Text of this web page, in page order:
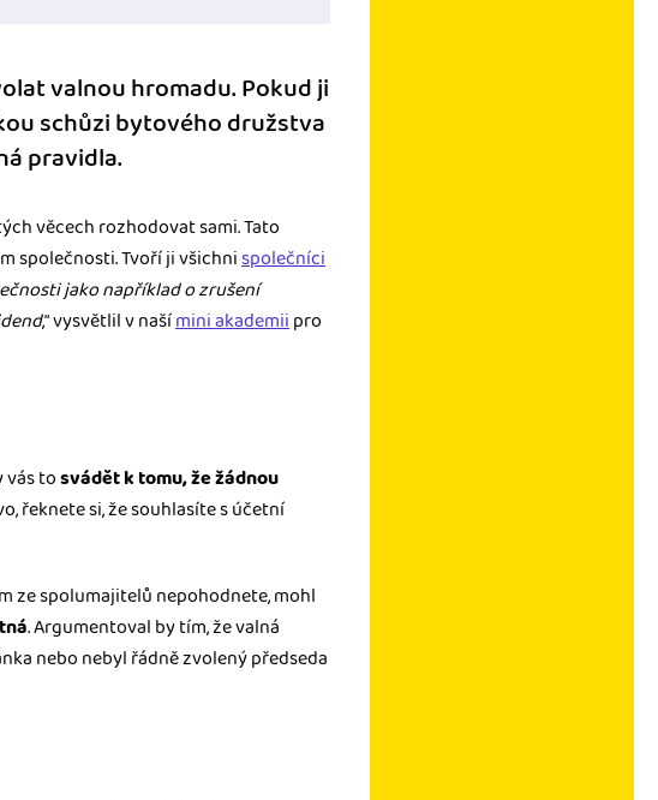
valnou hromadu. Pokud ji
schůzi bytového družstva
pravidla.
věcech rozhodovat sami. Tato
společnosti. Tvoří ji všichnispolečníci
jako například o zrušení
,“ vysvětlil v našímini akademiipro
vás tosvádět k tomu, že žádnou
řeknete si, že souhlasíte s účetní
ze spolumajitelů nepohodnete, mohl
. Argumentoval by tím, že valná
nebo nebyl řádně zvolený předseda